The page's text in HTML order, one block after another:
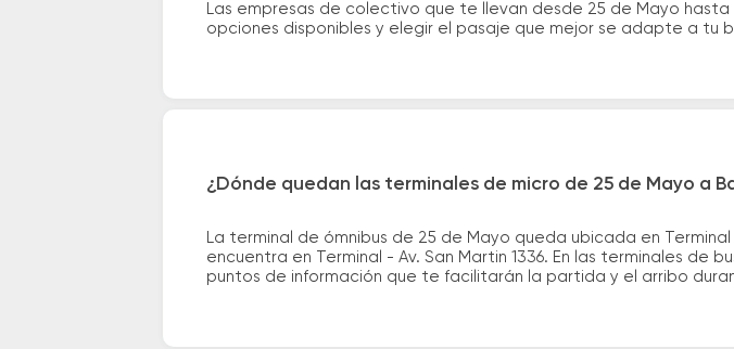
Las empresas de colectivo que te llevan desde 25 de Mayo
opciones disponibles y elegir el pasaje que mejor se adapte a tu
¿Dónde quedan las terminales de micro de 25 de Mayo a
La terminal de ómnibus de 25 de Mayo queda ubicada en
encuentra en Terminal - Av. San Martin 1336. En las terminales
puntos de información que te facilitarán la partida y el arribo